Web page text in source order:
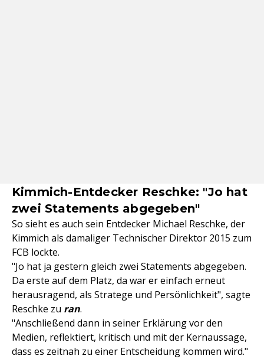
Kimmich-Entdecker Reschke: "Jo hat
zwei Statements abgegeben"
So sieht es auch sein Entdecker Michael Reschke, der
Kimmich als damaliger Technischer Direktor 2015 zum
FCB lockte.
"Jo hat ja gestern gleich zwei Statements abgegeben.
Da erste auf dem Platz, da war er einfach erneut
herausragend, als Stratege und Persönlichkeit", sagte
Reschke zu ran.
"Anschließend dann in seiner Erklärung vor den
Medien, reflektiert, kritisch und mit der Kernaussage,
dass es zeitnah zu einer Entscheidung kommen wird."